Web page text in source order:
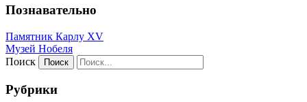
Познавательно
Памятник Карлу XV
Музей Нобеля
Поиск
Рубрики